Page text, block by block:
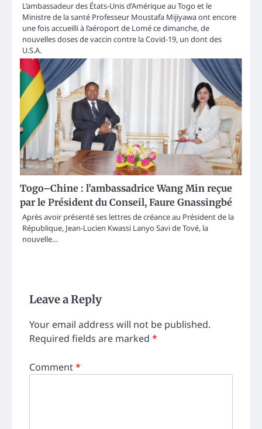
L’ambassadeur des États-Unis d’Amérique au Togo et le
Ministre de la santé Professeur Moustafa Mijiyawa ont encore
une fois accueilli à l’aéroport de Lomé ce dimanche, de
nouvelles doses de vaccin contre la Covid-19, un dont des
U.S.A.
Togo–Chine : l’ambassadrice Wang Min reçue
par le Président du Conseil, Faure Gnassingbé
Après avoir présenté ses lettres de créance au Président de la
République, Jean-Lucien Kwassi Lanyo Savi de Tové, la
nouvelle…
Leave a Reply
Your email address will not be published.
Required fields are marked *
Comment*